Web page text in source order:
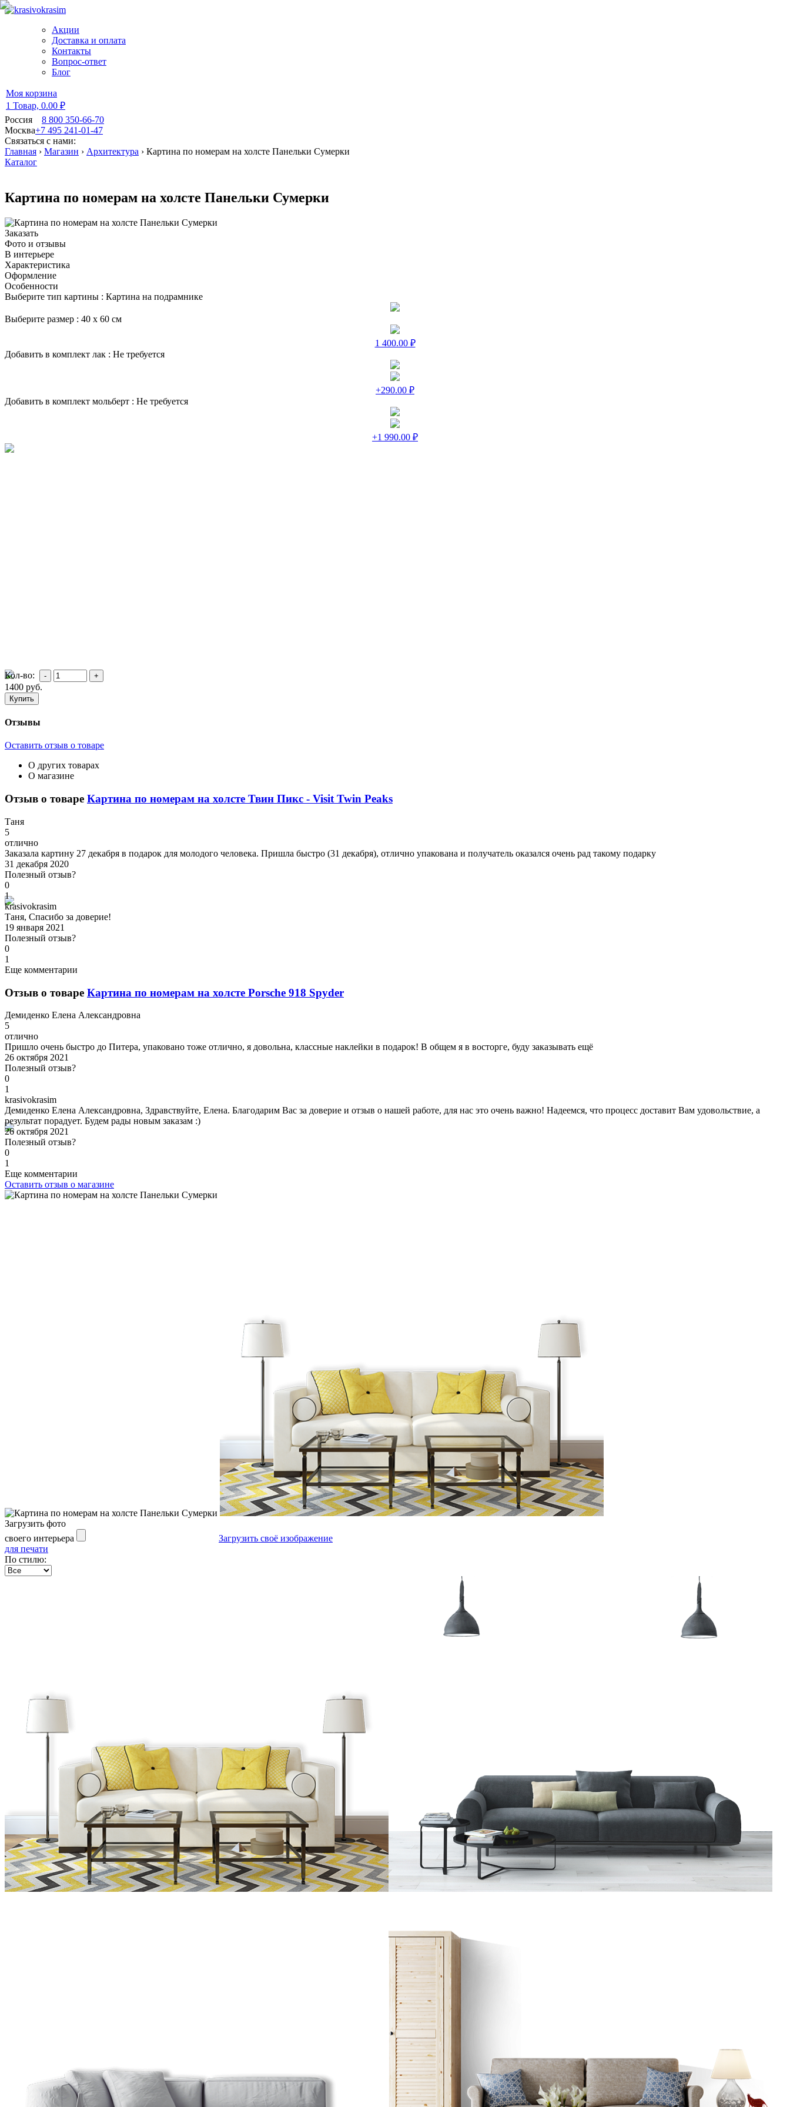
Акции
Доставка и оплата
Контакты
Вопрос-ответ
Блог
Моя корзина
1 Товар, 0.00 ₽
Россия
8 800 350-66-70
Москва+7 495 241-01-47
Связаться с нами:
Главная › Магазин › Архитектура › Картина по номерам на холсте Панельки Сумерки
Каталог
Картина по номерам на холсте Панельки Сумерки
Заказать
Фото и отзывы
В интерьере
Характеристика
Оформление
Особенности
Выберите тип картины : Картина на подрамнике
Выберите размер : 40 х 60 см
1 400.00 ₽
Добавить в комплект лак : Не требуется
+290.00 ₽
Добавить в комплект мольберт : Не требуется
+1 990.00 ₽
Кол-во:
1400 руб.
Отзывы
Оставить отзыв о товаре
О других товарах
О магазине
Отзыв о товаре Картина по номерам на холсте Твин Пикс - Visit Twin Peaks
Таня
5
отлично
Заказала картину 27 декабря в подарок для молодого человека. Пришла быстро (31 декабря), отлично упакована и получатель оказался очень рад такому подарку
31 декабря 2020
Полезный отзыв?
0
1
krasivokrasim
Таня, Спасибо за доверие!
19 января 2021
Полезный отзыв?
0
1
Еще комментарии
Отзыв о товаре Картина по номерам на холсте Porsche 918 Spyder
Демиденко Елена Александровна
5
отлично
Пришло очень быстро до Питера, упаковано тоже отлично, я довольна, классные наклейки в подарок! В общем я в восторге, буду заказывать ещё
26 октября 2021
Полезный отзыв?
0
1
krasivokrasim
Демиденко Елена Александровна, Здравствуйте, Елена. Благодарим Вас за доверие и отзыв о нашей работе, для нас это очень важно! Надеемся, что процесс доставит Вам удовольствие, а
результат порадует. Будем рады новым заказам :)
26 октября 2021
Полезный отзыв?
0
1
Еще комментарии
Оставить отзыв о магазине
Загрузить фото
своего интерьера
Загрузить своё изображение
для печати
По стилю: